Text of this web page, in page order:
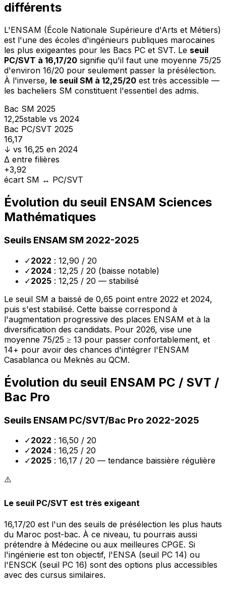
différents
L'ENSAM (École Nationale Supérieure d'Arts et Métiers)
est l'une des écoles d'ingénieurs publiques marocaines
les plus exigeantes pour les Bacs PC et SVT. Le seuil
PC/SVT à 16,17/20 signifie qu'il faut une moyenne 75/25
d'environ 16/20 pour seulement passer la présélection.
À l'inverse, le seuil SM à 12,25/20 est très accessible —
les bacheliers SM constituent l'essentiel des admis.
Bac SM 2025
12,25stable vs 2024
Bac PC/SVT 2025
16,17
↓ vs 16,25 en 2024
Δ entre filières
+3,92
écart SM ↔ PC/SVT
Évolution du seuil ENSAM Sciences
Mathématiques
Seuils ENSAM SM 2022-2025
✓2022 : 12,90 / 20
✓2024 : 12,25 / 20 (baisse notable)
✓2025 : 12,25 / 20 — stabilisé
Le seuil SM a baissé de 0,65 point entre 2022 et 2024,
puis s'est stabilisé. Cette baisse correspond à
l'augmentation progressive des places ENSAM et à la
diversification des candidats. Pour 2026, vise une
moyenne 75/25 ≥ 13 pour passer confortablement, et
14+ pour avoir des chances d'intégrer l'ENSAM
Casablanca ou Meknès au QCM.
Évolution du seuil ENSAM PC / SVT /
Bac Pro
Seuils ENSAM PC/SVT/Bac Pro 2022-2025
✓2022 : 16,50 / 20
✓2024 : 16,25 / 20
✓2025 : 16,17 / 20 — tendance baissière régulière
⚠️
Le seuil PC/SVT est très exigeant
16,17/20 est l'un des seuils de présélection les plus hauts
du Maroc post-bac. À ce niveau, tu pourrais aussi
prétendre à Médecine ou aux meilleures CPGE. Si
l'ingénierie est ton objectif, l'ENSA (seuil PC 14) ou
l'ENSCK (seuil PC 16) sont des options plus accessibles
avec des cursus similaires.